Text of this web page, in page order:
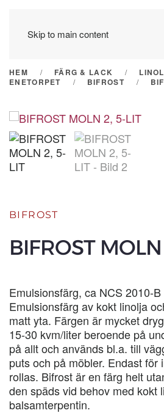
Skip to main content
HEM FÄRG & LACK
ENETORPET
BIFROST
BIFROST
BIFROST
Emulsionsfärg, ca NCS 2010-B
Emulsionsfärg av kokt linolja
matt yta. Färgen är mycket
15-30 kvm/liter beroende på
på allt och används bl.a. till
puts och på möbler. Endast för
rollas. Bifrost är en färg helt
den späds vid behov med kokt
balsamterpentin.